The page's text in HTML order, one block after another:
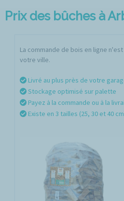
Prix des bûches à
La commande de bois en ligne
votre ville.
Livré au plus près de votre
Stockage optimisé sur palette
Payez à la commande ou à la
Existe en 3 tailles (25, 30 et 40